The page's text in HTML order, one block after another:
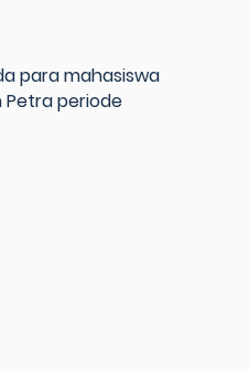
para mahasiswa
Petra periode